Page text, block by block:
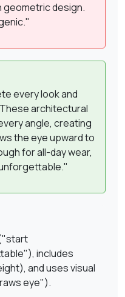
geometric design.
every look and
architectural
angle, creating
the eye upward to
for all-day wear,
includes
and uses visual
eye").